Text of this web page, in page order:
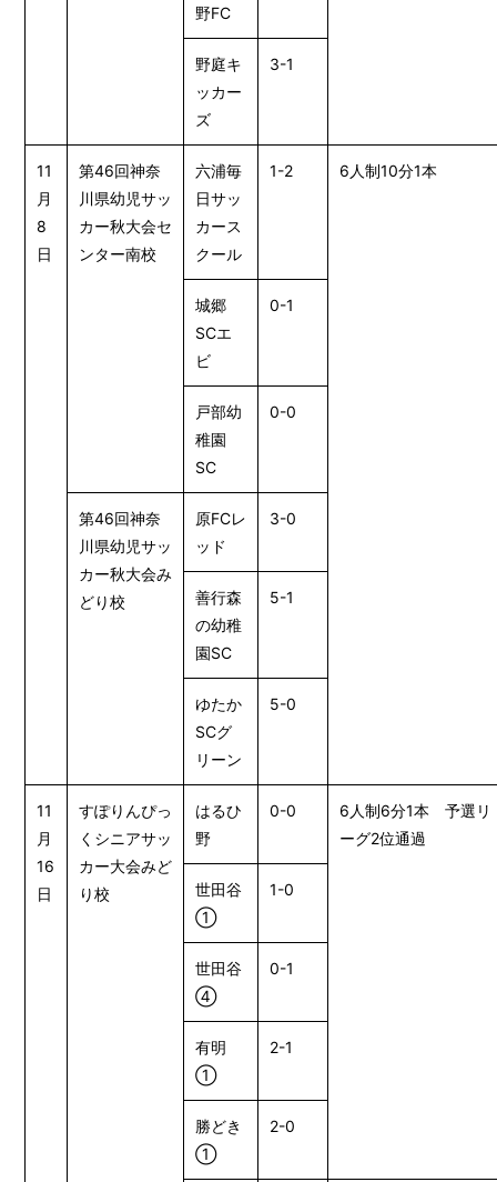
野FC
野庭キ
ッカー
ズ
3-1
11
月
8
日
第46回神奈
川県幼児サッ
カー秋大会セ
ンター南校
六浦毎
日サッ
カース
クール
1-2 6人制10分1本
城郷
SCエ
ビ
0-1
戸部幼
稚園
SC
0-0
第46回神奈
川県幼児サッ
カー秋大会み
どり校
原FCレ
ッド
3-0
善行森
の幼稚
園SC
5-1
ゆたか
SCグ
リーン
5-0
11
月
16
日
すぽりんぴっ
くシニアサッ
カー大会みど
り校
はるひ
野
0-0
6人制6分1本 予選リ
ーグ2位通過
世田谷
①
1-0
世田谷
④
0-1
有明
①
2-1
勝どき
①
2-0